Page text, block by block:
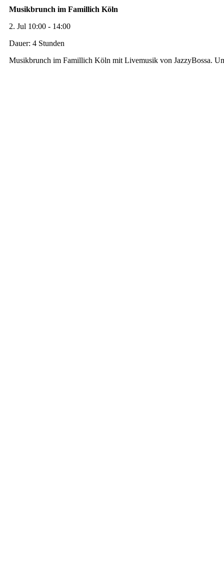
Musikbrunch im Famillich Köln
2. Jul 10:00 - 14:00
Dauer: 4 Stunden
Musikbrunch im Famillich Köln mit Livemusik von JazzyBossa.